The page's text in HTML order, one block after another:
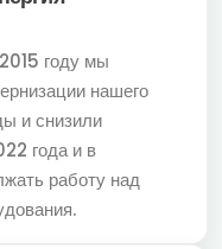
году мы
нашего
и снизили
года и в
работу над